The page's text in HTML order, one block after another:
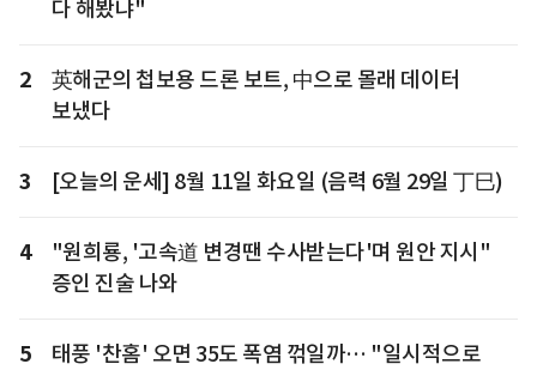
다 해봤냐"
2
英해군의 첩보용 드론 보트, 中으로 몰래 데이터
보냈다
3 [오늘의 운세] 8월 11일 화요일 (음력 6월 29일 丁巳)
4
"원희룡, '고속道 변경땐 수사받는다'며 원안 지시"
증인 진술 나와
5
태풍 '찬홈' 오면 35도 폭염 꺾일까… "일시적으로